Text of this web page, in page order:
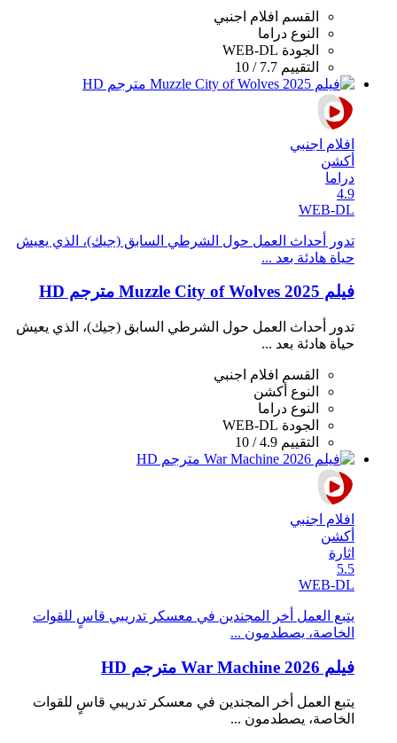
القسم
افلام اجنبي
النوع دراما
الجودة WEB-DL
التقييم 7.7 / 10
افلام اجنبي
أكشن
دراما
4.9
WEB-DL
تدور أحداث العمل حول الشرطي السابق (جيك)، الذي يعيش
حياة هادئة بعد ...
فيلم Muzzle City of Wolves 2025 مترجم HD
تدور أحداث العمل حول الشرطي السابق (جيك)، الذي يعيش
حياة هادئة بعد ...
القسم
افلام اجنبي
النوع أكشن
النوع دراما
الجودة WEB-DL
التقييم 4.9 / 10
افلام اجنبي
أكشن
اثارة
5.5
WEB-DL
يتبع العمل أخر المجندين في معسكر تدريبي قاسٍ للقوات
الخاصة، يصطدمون ...
فيلم War Machine 2026 مترجم HD
يتبع العمل أخر المجندين في معسكر تدريبي قاسٍ للقوات
الخاصة، يصطدمون ...